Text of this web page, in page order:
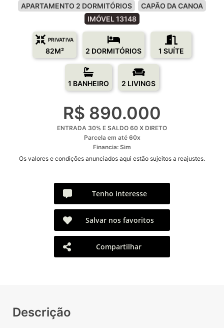
APARTAMENTO 2 DORMITÓRIOS
CAPÃO DA CANOA
IMÓVEL 13148
PRIVATIVA
82M² 2 DORMITÓRIOS 1 SUÍTE
1 BANHEIRO 2 LIVINGS
R$ 890.000
ENTRADA 30% E SALDO 60 X DIRETO
Parcela em até 60x
Financia: Sim
Os valores e condições anunciados aqui estão sujeitos a reajustes.
Tenho interesse
Salvar nos favoritos
Compartilhar
Descrição